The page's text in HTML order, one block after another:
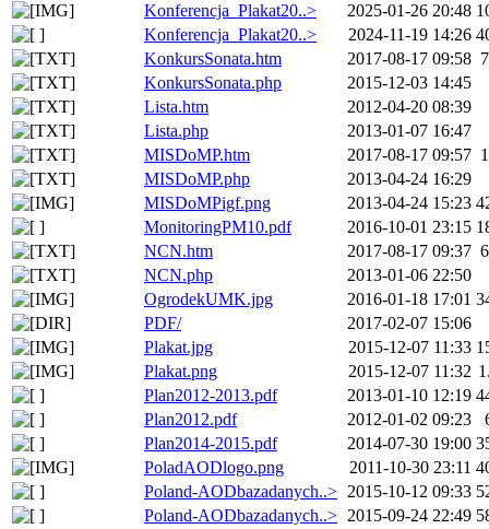
Konferencja_Plakat20..>
2025-01-26 20:48
Konferencja_Plakat20..>
2024-11-19 14:26
KonkursSonata.htm
2017-08-17 09:58
KonkursSonata.php
2015-12-03 14:45
Lista.htm
2012-04-20 08:39
Lista.php
2013-01-07 16:47
MISDoMP.htm
2017-08-17 09:57
MISDoMP.php
2013-04-24 16:29
MISDoMPigf.png
2013-04-24 15:23
MonitoringPM10.pdf
2016-10-01 23:15
NCN.htm
2017-08-17 09:37
NCN.php
2013-01-06 22:50
OgrodekUMK.jpg
2016-01-18 17:01
PDF/
2017-02-07 15:06
Plakat.jpg
2015-12-07 11:33
Plakat.png
2015-12-07 11:32
Plan2012-2013.pdf
2013-01-10 12:19
Plan2012.pdf
2012-01-02 09:23
Plan2014-2015.pdf
2014-07-30 19:00
PoladAODlogo.png
2011-10-30 23:11
Poland-AODbazadanych..> 2015-10-12 09:33
Poland-AODbazadanych..> 2015-09-24 22:49